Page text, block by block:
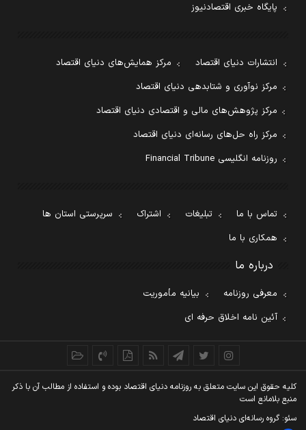
پایگاه خبری اقتصادنیوز
انتشارات دنیای اقتصاد
مرکز همایش‌های دنیای اقتصاد
مرکز نوآوری و شتابدهی دنیای اقتصاد
مرکز پژوهش‌های مالی و اقتصادی دنیای اقتصاد
مرکز راه حل‌های رسانه‌ای دنیای اقتصاد
روزنامه انگلیسی Financial Tribune
تماس با ما تبلیغات اشتراک
سرپرستی استان ها
همکاری با ما
درباره ما
معرفی روزنامه
بیانیه مأموریت
آئین نامه اخلاق حرفه ای
کليه حقوق اين سايت متعلق به روزنامه دنيای اقتصاد بوده و استفاده از مطالب آن با ذکر
منبع بلامانع است
سئو: گروه رسانه‌ای دنیای اقتصاد